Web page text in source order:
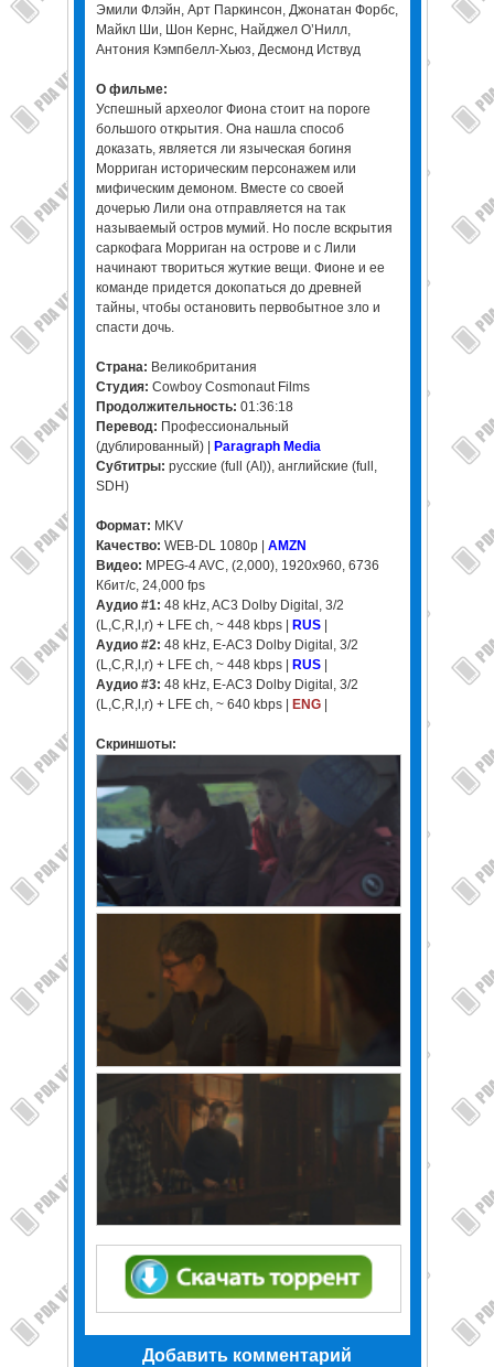
Эмили Флэйн, Арт Паркинсон, Джонатан Форбс,
Майкл Ши, Шон Кернс, Найджел О’Нилл,
Антония Кэмпбелл-Хьюз, Десмонд Иствуд
О фильме:
Успешный археолог Фиона стоит на пороге
большого открытия. Она нашла способ
доказать, является ли языческая богиня
Морриган историческим персонажем или
мифическим демоном. Вместе со своей
дочерью Лили она отправляется на так
называемый остров мумий. Но после вскрытия
саркофага Морриган на острове и с Лили
начинают твориться жуткие вещи. Фионе и ее
команде придется докопаться до древней
тайны, чтобы остановить первобытное зло и
спасти дочь.
Страна: Великобритания
Студия: Cowboy Cosmonaut Films
Продолжительность: 01:36:18
Перевод: Профессиональный
(дублированный) | Paragraph Media
Субтитры: русские (full (AI)), английские (full,
SDH)
Формат: MKV
Качество: WEB-DL 1080p | AMZN
Видео: MPEG-4 AVC, (2,000), 1920x960, 6736
Кбит/с, 24,000 fps
Аудио #1: 48 kHz, AC3 Dolby Digital, 3/2
(L,C,R,l,r) + LFE ch, ~ 448 kbps | RUS|
Аудио #2: 48 kHz, E-AC3 Dolby Digital, 3/2
(L,C,R,l,r) + LFE ch, ~ 448 kbps | RUS|
Аудио #3: 48 kHz, E-AC3 Dolby Digital, 3/2
(L,C,R,l,r) + LFE ch, ~ 640 kbps | ENG|
Скриншоты:
Добавить комментарий